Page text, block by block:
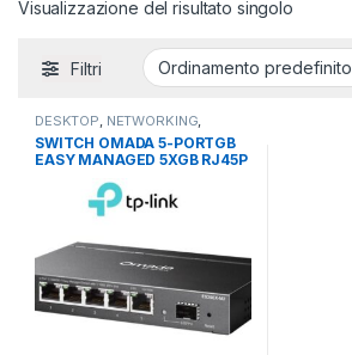
Visualizzazione del risultato singolo
Filtri
DESKTOP, NETWORKING,
SWITCH
SWITCH OMADA 5-PORTGB
EASY MANAGED 5XGB RJ45P